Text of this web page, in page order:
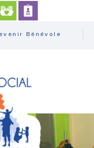
partager
Bénévole